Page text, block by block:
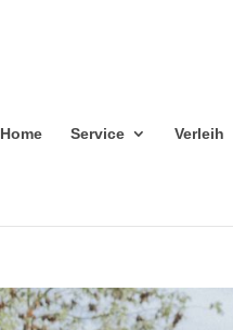
Home Service Verleih